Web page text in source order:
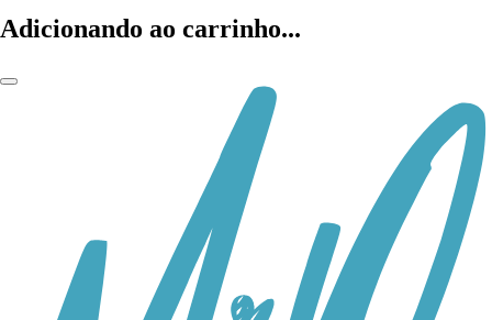
Adicionando ao carrinho...